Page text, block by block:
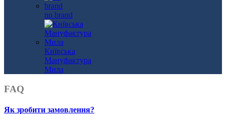
no brand
Київська
Мануфактура
Мила
FAQ
Як зробити замовлення?